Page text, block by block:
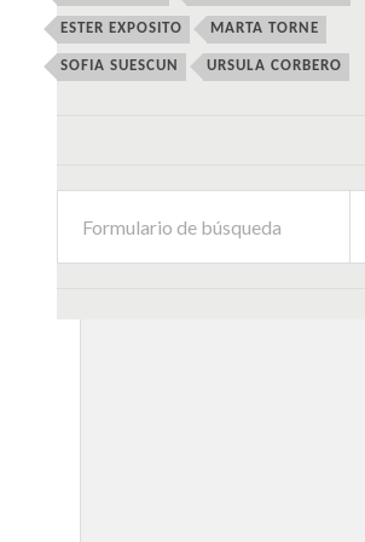
ESTER EXPOSITO MARTA TORNE
SOFIA SUESCUN URSULA CORBERO